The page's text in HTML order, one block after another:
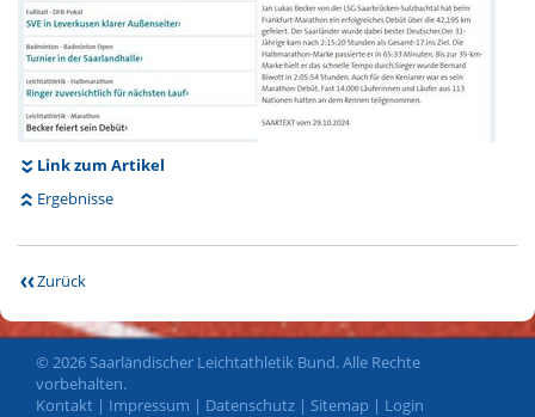
Link zum Artikel
Ergebnisse
Zurück
© 2026 Saarländischer Leichtathletik Bund. Alle Rechte
vorbehalten.
Kontakt | Impressum | Datenschutz | Sitemap | Login